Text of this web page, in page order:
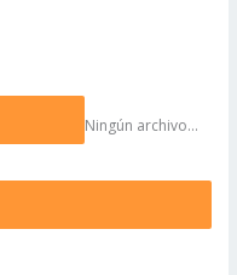
Ningún archivo elegido